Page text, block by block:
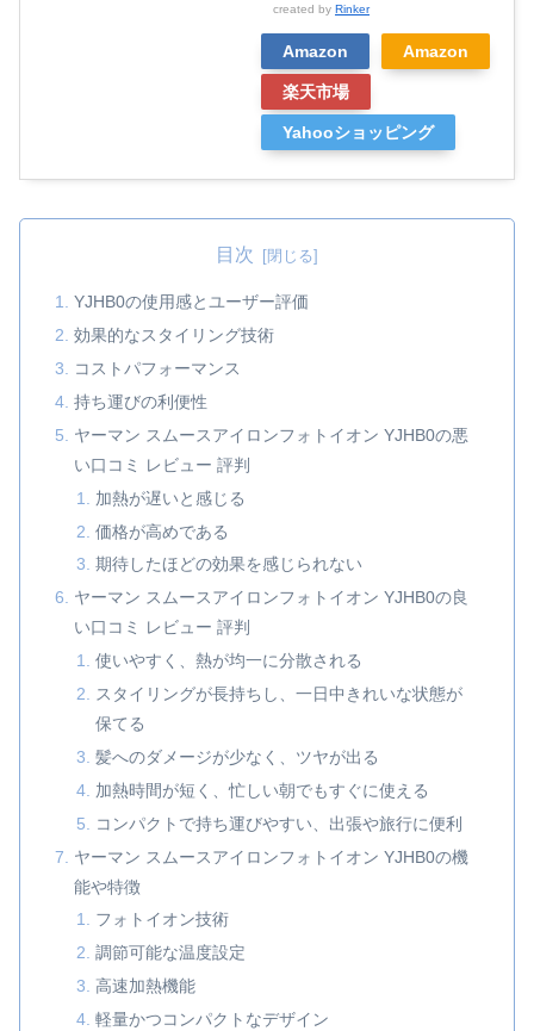
created by Rinker
Amazon Amazon
楽天市場
Yahooショッピング
目次
YJHB0の使用感とユーザー評価
効果的なスタイリング技術
コストパフォーマンス
持ち運びの利便性
ヤーマン スムースアイロンフォトイオン YJHB0の悪
い口コミ レビュー 評判
加熱が遅いと感じる
価格が高めである
期待したほどの効果を感じられない
ヤーマン スムースアイロンフォトイオン YJHB0の良
い口コミ レビュー 評判
使いやすく、熱が均一に分散される
スタイリングが長持ちし、一日中きれいな状態が
保てる
髪へのダメージが少なく、ツヤが出る
加熱時間が短く、忙しい朝でもすぐに使える
コンパクトで持ち運びやすい、出張や旅行に便利
ヤーマン スムースアイロンフォトイオン YJHB0の機
能や特徴
フォトイオン技術
調節可能な温度設定
高速加熱機能
軽量かつコンパクトなデザイン